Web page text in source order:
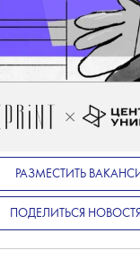
РАЗМЕСТИТЬ
ПОДЕЛИТЬСЯ